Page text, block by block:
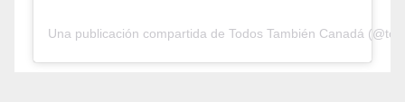
Una publicación compartida de Todos También Canadá